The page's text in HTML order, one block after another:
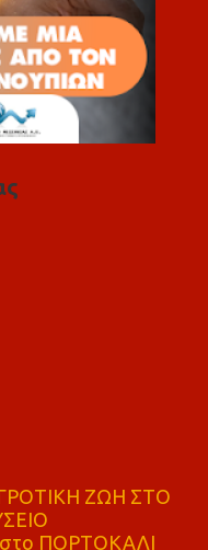
ΖΩΗ ΣΤΟ
στο ΠΟΡΤΟΚΑΛΙ